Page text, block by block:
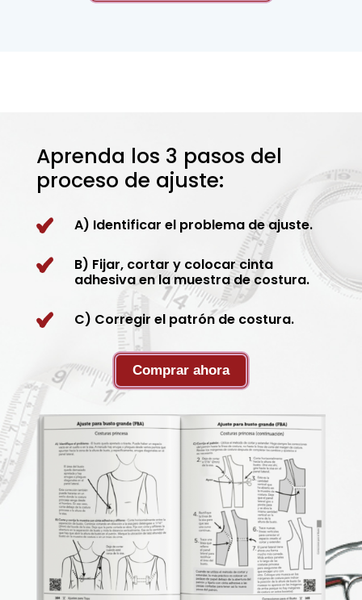
Aprenda los 3 pasos del
proceso de ajuste:
A) Identificar el problema de ajuste.
B) Fijar, cortar y colocar cinta
adhesiva en la muestra de costura.
C) Corregir el patrón de costura.
Comprar ahora